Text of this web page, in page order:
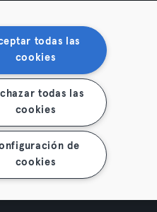
here
todas las
cookies
todas las
cookies
de
cookies